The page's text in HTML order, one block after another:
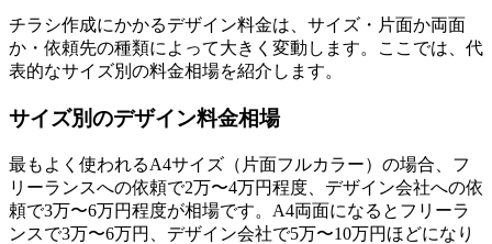
チラシ作成にかかるデザイン料金は、サイズ・片面か両面
か・依頼先の種類によって大きく変動します。ここでは、代
表的なサイズ別の料金相場を紹介します。
サイズ別のデザイン料金相場
最もよく使われるA4サイズ（片面フルカラー）の場合、フ
リーランスへの依頼で2万〜4万円程度、デザイン会社への依
頼で3万〜6万円程度が相場です。A4両面になるとフリーラ
ンスで3万〜6万円、デザイン会社で5万〜10万円ほどになり